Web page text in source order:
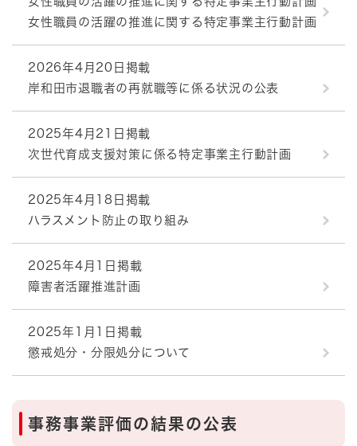
女性職員の活躍の推進に関する特定事業主行動計画
2026年4月20日掲載
岸和田市退職者の再就職等に係る状況の公表
2025年4月21日掲載
次世代育成支援対策に係る特定事業主行動計画
2025年4月18日掲載
ハラスメント防止の取り組み
2025年4月1日掲載
障害者活躍推進計画
2025年1月1日掲載
懲戒処分・分限処分について
事務事業評価の結果の公表